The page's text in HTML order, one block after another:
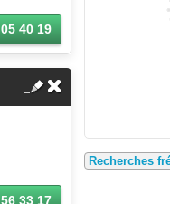
40 19
33 17